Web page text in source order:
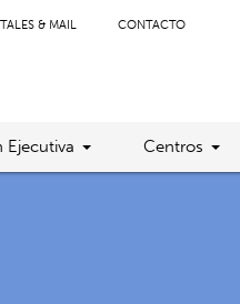
& MAIL CONTACTO
Ejecutiva Centros